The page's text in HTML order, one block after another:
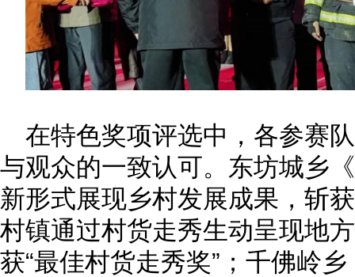
在特色奖项评选中，各参赛
与观众的一致认可。东坊城乡
新形式展现乡村发展成果，斩
村镇通过村货走秀生动呈现地
获“最佳村货走秀奖”；千佛岭